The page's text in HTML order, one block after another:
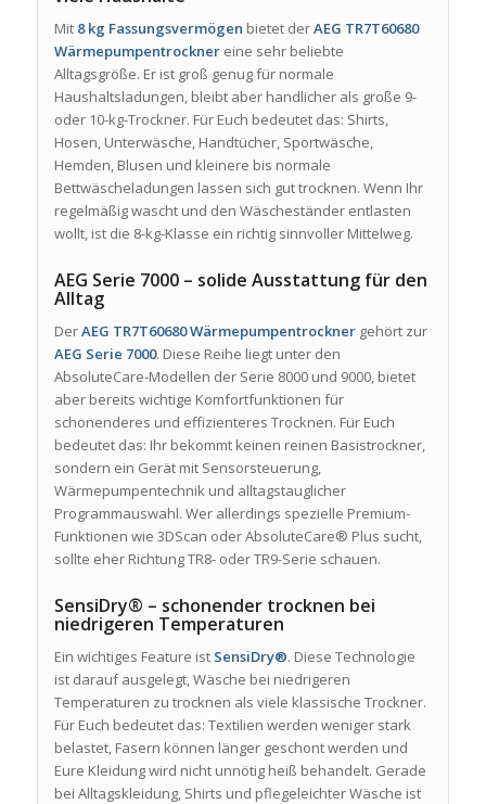
Mit 8 kg Fassungsvermögen bietet derAEG TR7T60680
Wärmepumpentrocknereine sehr beliebte
Alltagsgröße. Er ist groß genug für normale
Haushaltsladungen, bleibt aber handlicher als große 9-
oder 10-kg-Trockner. Für Euch bedeutet das: Shirts,
Hosen, Unterwäsche, Handtücher, Sportwäsche,
Hemden, Blusen und kleinere bis normale
Bettwäscheladungen lassen sich gut trocknen. Wenn Ihr
regelmäßig wascht und den Wäscheständer entlasten
wollt, ist die 8-kg-Klasse ein richtig sinnvoller Mittelweg.
AEG Serie 7000 – solide Ausstattung für den
Alltag
DerAEG TR7T60680 Wärmepumpentrocknergehört zur
AEG Serie 7000. Diese Reihe liegt unter den
AbsoluteCare-Modellen der Serie 8000 und 9000, bietet
aber bereits wichtige Komfortfunktionen für
schonenderes und effizienteres Trocknen. Für Euch
bedeutet das: Ihr bekommt keinen reinen Basistrockner,
sondern ein Gerät mit Sensorsteuerung,
Wärmepumpentechnik und alltagstauglicher
Programmauswahl. Wer allerdings spezielle Premium-
Funktionen wie 3DScan oder AbsoluteCare® Plus sucht,
sollte eher Richtung TR8- oder TR9-Serie schauen.
SensiDry® – schonender trocknen bei
niedrigeren Temperaturen
Ein wichtiges Feature ist SensiDry®. Diese Technologie
ist darauf ausgelegt, Wäsche bei niedrigeren
Temperaturen zu trocknen als viele klassische Trockner.
Für Euch bedeutet das: Textilien werden weniger stark
belastet, Fasern können länger geschont werden und
Eure Kleidung wird nicht unnötig heiß behandelt. Gerade
bei Alltagskleidung, Shirts und pflegeleichter Wäsche ist